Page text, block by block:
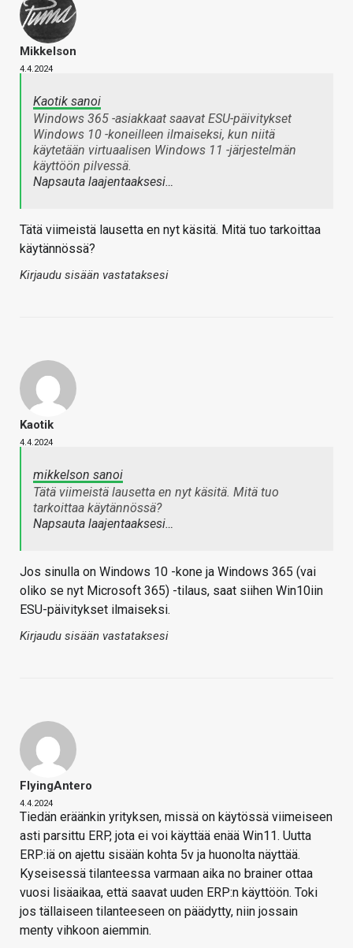
Mikkelson
4.4.2024
Kaotik sanoi
Windows 365 -asiakkaat saavat ESU-päivitykset
Windows 10 -koneilleen ilmaiseksi, kun niitä
käytetään virtuaalisen Windows 11 -järjestelmän
käyttöön pilvessä.
Napsauta laajentaaksesi…
Tätä viimeistä lausetta en nyt käsitä. Mitä tuo tarkoittaa
käytännössä?
Kirjaudu sisään vastataksesi
Kaotik
4.4.2024
mikkelson sanoi
Tätä viimeistä lausetta en nyt käsitä. Mitä tuo
tarkoittaa käytännössä?
Napsauta laajentaaksesi…
Jos sinulla on Windows 10 -kone ja Windows 365 (vai
oliko se nyt Microsoft 365) -tilaus, saat siihen Win10iin
ESU-päivitykset ilmaiseksi.
Kirjaudu sisään vastataksesi
FlyingAntero
4.4.2024
Tiedän eräänkin yrityksen, missä on käytössä viimeiseen
asti parsittu ERP, jota ei voi käyttää enää Win11. Uutta
ERP:iä on ajettu sisään kohta 5v ja huonolta näyttää.
Kyseisessä tilanteessa varmaan aika no brainer ottaa
vuosi lisäaikaa, että saavat uuden ERP:n käyttöön. Toki
jos tällaiseen tilanteeseen on päädytty, niin jossain
menty vihkoon aiemmin.